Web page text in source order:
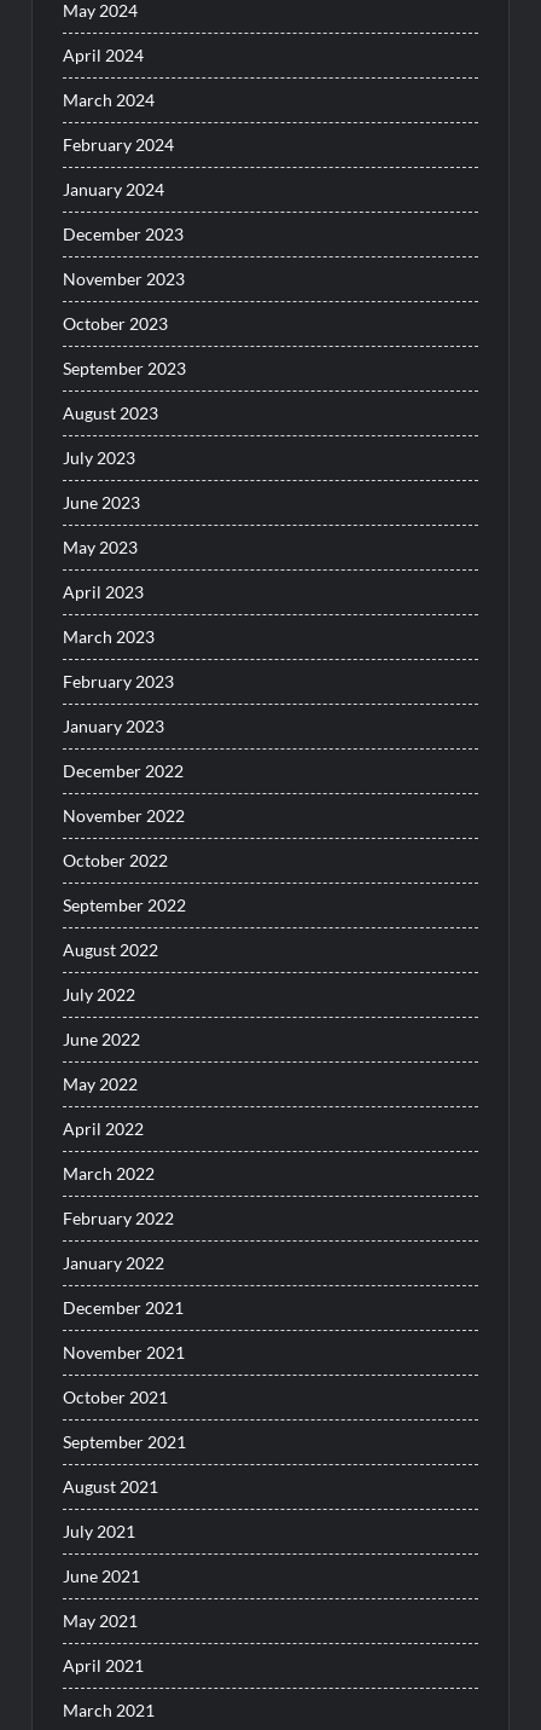
May 2024
April 2024
March 2024
February 2024
January 2024
December 2023
November 2023
October 2023
September 2023
August 2023
July 2023
June 2023
May 2023
April 2023
March 2023
February 2023
January 2023
December 2022
November 2022
October 2022
September 2022
August 2022
July 2022
June 2022
May 2022
April 2022
March 2022
February 2022
January 2022
December 2021
November 2021
October 2021
September 2021
August 2021
July 2021
June 2021
May 2021
April 2021
March 2021